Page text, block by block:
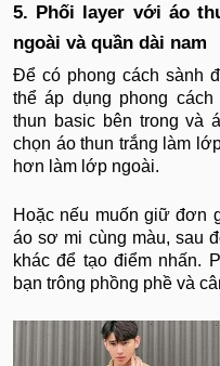
5. Phối layer với áo
ngoài và quần dài nam
Để có phong cách sành
thể áp dụng phong
thun basic bên trong và
chọn áo thun trắng làm
hơn làm lớp ngoài.
Hoặc nếu muốn giữ đơn
áo sơ mi cùng màu, sau
khác để tạo điểm nhấn.
bạn trông phồng phề và